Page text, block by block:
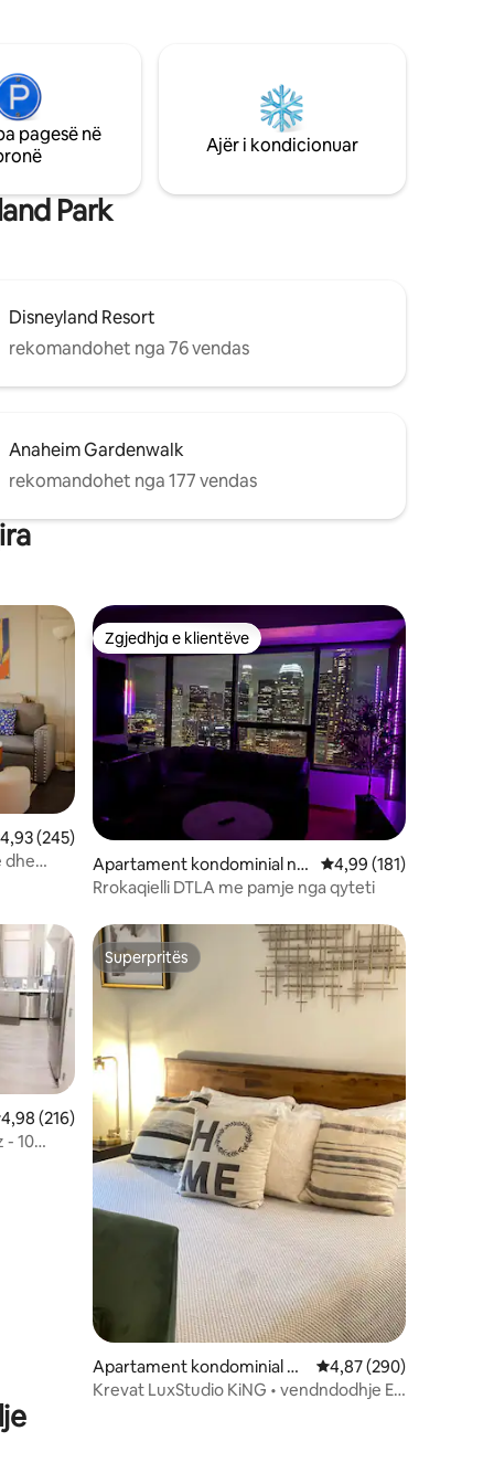
për
dhe
oazin e
e një
+ 15 minuta për në outlet-e
pagesë në
Ajër i kondicionuar
Park
Disneyland Resort
rekomandohet nga 76 vendas
Anaheim Gardenwalk
rekomandohet nga 177 vendas
mesatar 4,93 nga 5, 245 vlerësime
4,93 (245)
dhe
Zgjedhja e klientëve
Zgjedhja e klientëve
Apartament kondominial në
Vernon
Vlerësimi mesatar
4,99 (181)
Rrokaqielli DTLA me pamje nga qyteti
mesatar 4,98 nga 5, 216 vlerësime
4,98 (216)
- 10
Superpritës
Superpritës
Apartament kondominial në
Orange
Vlerësimi mesatar
4,87 (290)
Krevat LuxStudio KiNG • vendndodhje E